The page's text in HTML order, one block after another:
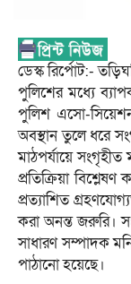
ডেস্ক রির্পোট:-
পুলিশের মধ্যে
পুলিশ এসো-
অবস্থান তুলে ধরে
মাঠপর্যায়ে
প্রতিক্রিয়া
প্রত্যাশিত
করা অনন্ত জরুরি।
সাধারণ সম্পাদক
পাঠানো হয়েছে।